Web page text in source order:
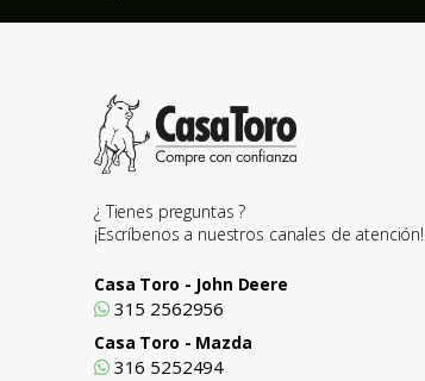
¿ Tienes preguntas ?
¡Escríbenos a nuestros canales de atención!
Casa Toro - John Deere
315 2562956
Casa Toro - Mazda
316 5252494